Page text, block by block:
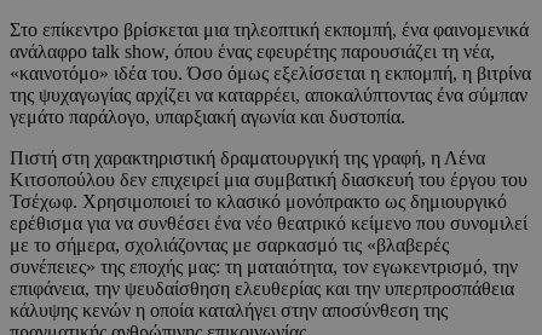
Στο επίκεντρο βρίσκεται μια τηλεοπτική εκπομπή, ένα φαινομενικά
ανάλαφρο talk show, όπου ένας εφευρέτης παρουσιάζει τη νέα,
«καινοτόμο» ιδέα του. Όσο όμως εξελίσσεται η εκπομπή, η βιτρίνα
της ψυχαγωγίας αρχίζει να καταρρέει, αποκαλύπτοντας ένα σύμπαν
γεμάτο παράλογο, υπαρξιακή αγωνία και δυστοπία.
Πιστή στη χαρακτηριστική δραματουργική της γραφή, η Λένα
Κιτσοπούλου δεν επιχειρεί μια συμβατική διασκευή του έργου του
Τσέχωφ. Χρησιμοποιεί το κλασικό μονόπρακτο ως δημιουργικό
ερέθισμα για να συνθέσει ένα νέο θεατρικό κείμενο που συνομιλεί
με το σήμερα, σχολιάζοντας με σαρκασμό τις «βλαβερές
συνέπειες» της εποχής μας: τη ματαιότητα, τον εγωκεντρισμό, την
επιφάνεια, την ψευδαίσθηση ελευθερίας και την υπερπροσπάθεια
κάλυψης κενών η οποία καταλήγει στην αποσύνθεση της